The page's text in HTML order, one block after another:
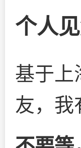
个人
基于上
友，我